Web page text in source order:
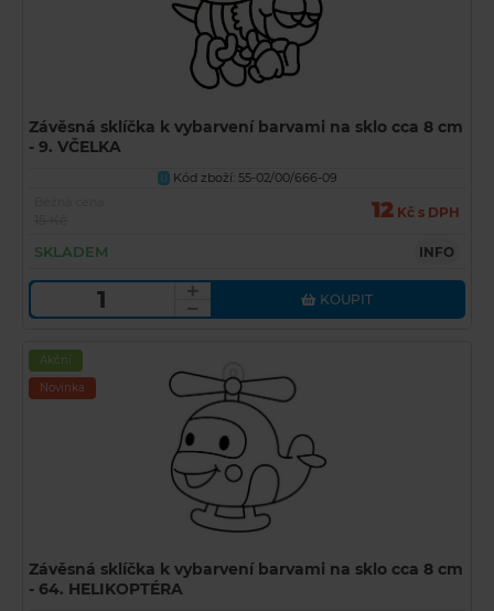
Závěsná sklíčka k vybarvení barvami na sklo cca 8 cm
- 9. VČELKA
U Kód zboží: 55-02/00/666-09
12 Kč s DPH
SKLADEM INFO
KOUPIT
Akční
Novinka
Závěsná sklíčka k vybarvení barvami na sklo cca 8 cm
- 64. HELIKOPTÉRA